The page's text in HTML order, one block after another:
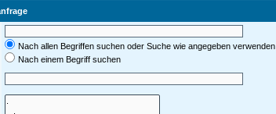
Nach allen Begriffen suchen oder Suche wie angegeben verwenden
Nach einem Begriff suchen